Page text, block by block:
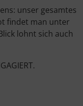
unser gesamtes
findet man unter
lohnt sich auch